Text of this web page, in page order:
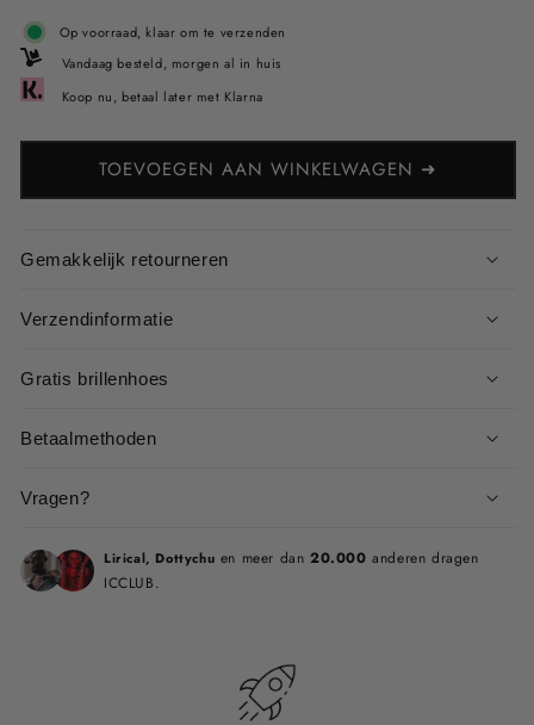
Op voorraad, klaar om te verzenden
Vandaag besteld, morgen al in huis
Koop nu, betaal later met Klarna
TOEVOEGEN AAN WINKELWAGEN ➜
Gemakkelijk retourneren
Verzendinformatie
Gratis brillenhoes
Betaalmethoden
Vragen?
Lirical, Dottychu en meer dan 20.000 anderen dragen
ICCLUB.